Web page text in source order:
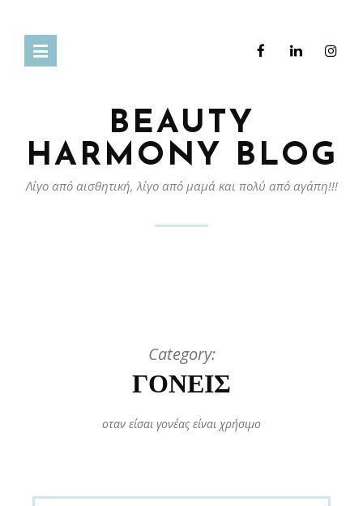
BEAUTY
HARMONY BLOG
Λίγο από αισθητική, λίγο από μαμά και πολύ από αγάπη!!!
Category:
ΓΟΝΕΊΣ
οταν είσαι γονέας είναι χρήσιμο